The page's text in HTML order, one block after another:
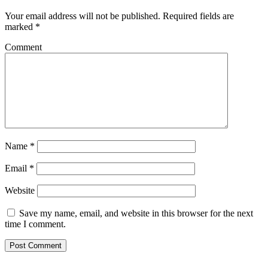
Your email address will not be published. Required fields are
marked *
Comment
Name *
Email *
Website
Save my name, email, and website in this browser for the next
time I comment.